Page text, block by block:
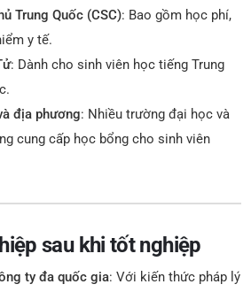
Trung Quốc (CSC): Bao gồm học phí,
y tế.
: Dành cho sinh viên học tiếng Trung
địa phương: Nhiều trường đại học và
cung cấp học bổng cho sinh viên
sau khi tốt nghiệp
ty đa quốc gia: Với kiến thức pháp lý